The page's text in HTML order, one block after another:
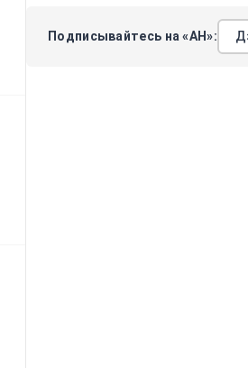
Подписывайтесь на «АН»: